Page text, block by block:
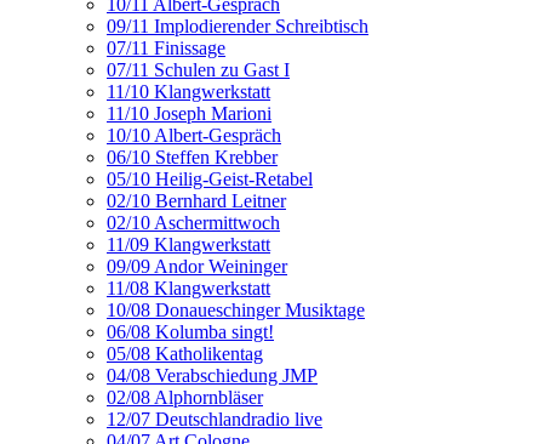
10/11 Albert-Gespräch
09/11 Implodierender Schreibtisch
07/11 Finissage
07/11 Schulen zu Gast I
11/10 Klangwerkstatt
11/10 Joseph Marioni
10/10 Albert-Gespräch
06/10 Steffen Krebber
05/10 Heilig-Geist-Retabel
02/10 Bernhard Leitner
02/10 Aschermittwoch
11/09 Klangwerkstatt
09/09 Andor Weininger
11/08 Klangwerkstatt
10/08 Donaueschinger Musiktage
06/08 Kolumba singt!
05/08 Katholikentag
04/08 Verabschiedung JMP
02/08 Alphornbläser
12/07 Deutschlandradio live